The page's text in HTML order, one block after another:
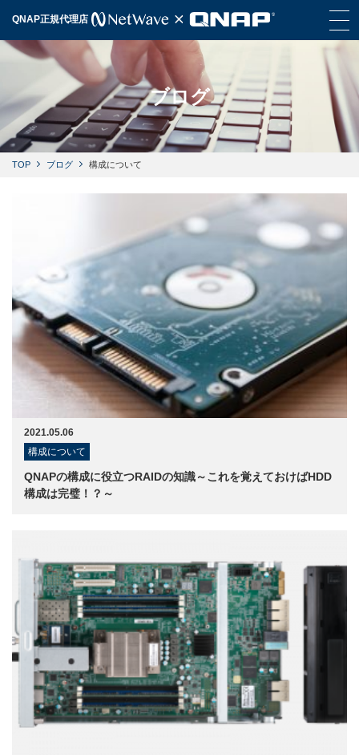
QNAP正規代理店
ブログ
TOP ブログ 構成について
2021.05.06
構成について
QNAPの構成に役立つRAIDの知識～これを覚えておけばHDD
構成は完璧！？～